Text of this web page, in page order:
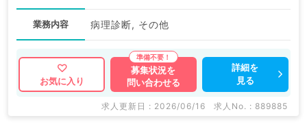
業務内容 病理診断, その他
お気に入り
募集状況を
問い合わせる
詳細を
見る
求人更新日 : 2026/06/16 求人No. : 889885